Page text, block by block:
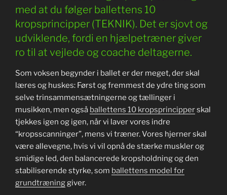
med at du følger ballettens 10
kropsprincipper (TEKNIK). Det er sjovt og
udviklende, fordi en hjælpetræner giver
ro til at vejlede og coache deltagerne.
Som voksen begynder i ballet er der meget, der skal
læres og huskes: Først og fremmest de ydre ting som
selve trinsammensætningerne og tællinger i
musikken, men også ballettens 10 kropsprincipperskal
tjekkes igen og igen, når vi laver vores indre
“kropsscanninger”, mens vi træner. Vores hjerner skal
være allevegne, hvis vi vil opnå de stærke muskler og
smidige led, den balancerede kropsholdning og den
stabiliserende styrke, som ballettens model for
grundtræninggiver.